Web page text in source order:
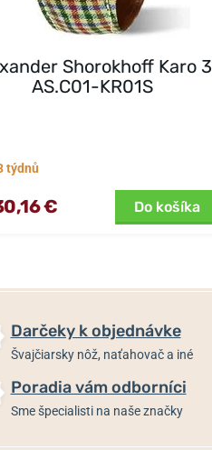
Shorokhoff Karo 3
AS.C01-KR01S
týdnů
€ Do košíka
Darčeky k objednávke
Švajčiarsky nôž, naťahovač a iné
Poradia vám odborníci
Sme špecialisti na naše značky